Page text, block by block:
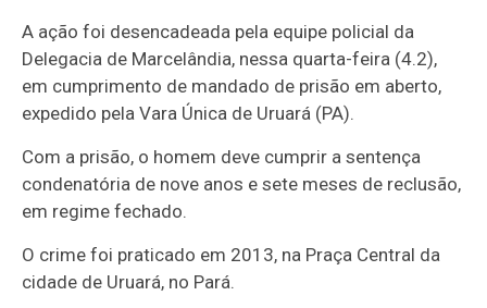
A ação foi desencadeada pela equipe policial da
Delegacia de Marcelândia, nessa quarta-feira (4.2),
em cumprimento de mandado de prisão em aberto,
expedido pela Vara Única de Uruará (PA).
Com a prisão, o homem deve cumprir a sentença
condenatória de nove anos e sete meses de reclusão,
em regime fechado.
O crime foi praticado em 2013, na Praça Central da
cidade de Uruará, no Pará.